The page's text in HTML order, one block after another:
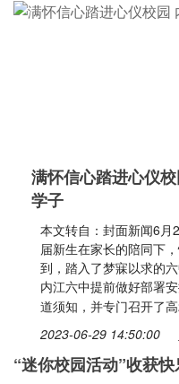
满怀信心踏进心仪
学子
本文转自：封面新闻6月
届新生在家长的陪同下
到，踏入了梦寐以求的
内江六中提前做好部署
道须知，并专门召开了
2023-06-29 14:50:00
“迷你校园活动”收获快